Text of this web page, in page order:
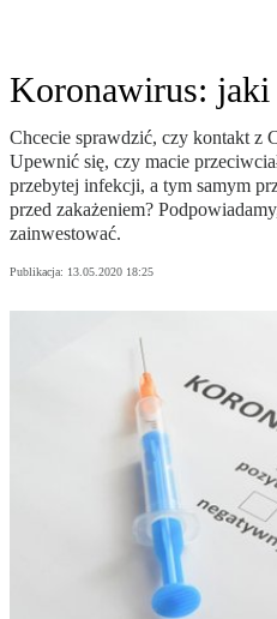
Koronawirus: jaki
Chcecie sprawdzić, czy kontakt z
Upewnić się, czy macie
przebytej infekcji, a tym samym
przed zakażeniem?
zainwestować.
Publikacja: 13.05.2020 18:25